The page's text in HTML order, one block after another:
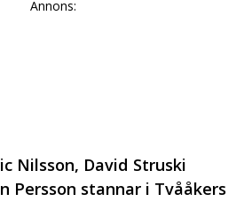
Annons:
Nilsson, David Struski
Persson stannar i Tvååkers